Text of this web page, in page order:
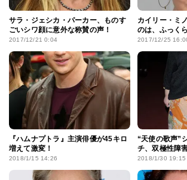
サラ・ジェシカ・パーカー、ものす
ごいシワ顔に意外な称賛の声！
2017/12/21 0:04
カイリー・ミ
のは、ふっく
2017/12/25
『ハムナプトラ』主演俳優が45キロ
増えて激変！
2018/1/15 14:26
“天使の歌声”
チ、双極性障
2018/1/30 19:15